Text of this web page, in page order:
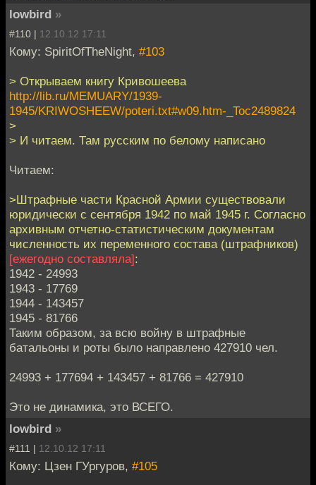
lowbird »
#110 | 12.10.12 17:11
Кому: SpiritOfTheNight, #103
> Открываем книгу Кривошеева
http://lib.ru/MEMUARY/1939-
1945/KRIWOSHEEW/poteri.txt#w09.htm-_Toc2489824
>
> И читаем. Там русским по белому написано
Читаем:
>Штрафные части Красной Армии существовали
юридически с сентября 1942 по май 1945 г. Согласно
архивным отчетно-статистическим документам
численность их переменного состава (штрафников)
[ежегодно составляла]:
1942 - 24993
1943 - 17769
1944 - 143457
1945 - 81766
Таким образом, за всю войну в штрафные
батальоны и роты было направлено 427910 чел.
24993 + 177694 + 143457 + 81766 = 427910
Это не динамика, это ВСЕГО.
lowbird »
#111 | 12.10.12 17:11
Кому: Цзен ГУргуров, #105